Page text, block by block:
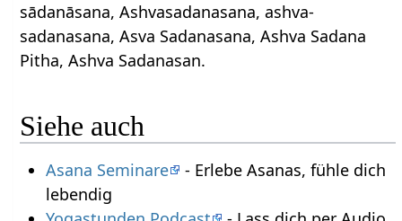
sādanāsana, Ashvasadanasana, ashva-
sadanasana, Asva Sadanasana, Ashva Sadana
Pitha, Ashva Sadanasan.
Siehe auch
Asana Seminare
- Erlebe Asanas, fühle dich
lebendig